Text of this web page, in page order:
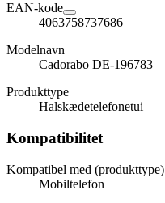
EAN-kode
4063758737686
Modelnavn
Cadorabo DE-196783
Produkttype
Halskædetelefonetui
Kompatibilitet
Kompatibel med (produkttype)
Mobiltelefon